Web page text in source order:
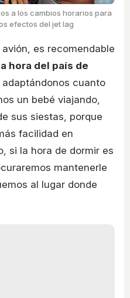
a los cambios horarios para
efectos del jet lag
es recomendable
hora del país de
cuanto
un bebé viajando,
sus siestas, porque
facilidad en
si la hora de dormir es
mantenerle
al lugar donde